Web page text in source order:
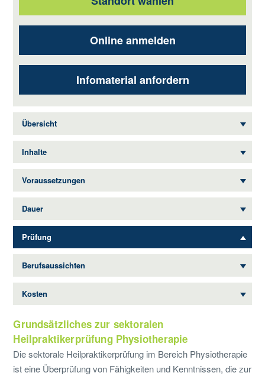
Online anmelden
Infomaterial anfordern
Übersicht
Inhalte
Voraussetzungen
Dauer
Prüfung
Berufsaussichten
Kosten
Grundsätzliches zur sektoralen
Heilpraktikerprüfung Physiotherapie
Die sektorale Heilpraktikerprüfung im Bereich Physiotherapie
ist eine Überprüfung von Fähigkeiten und Kenntnissen, die zur